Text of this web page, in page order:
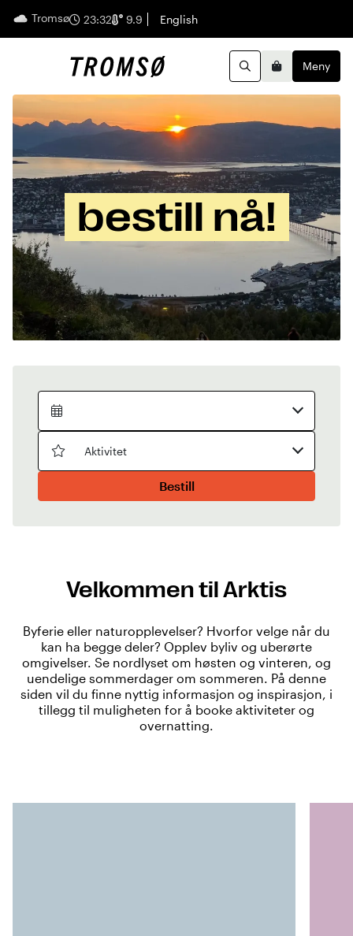
Tromsø 23:32 9.9 English
Norsk
Søk Meny
bestill nå!
Aktivitet
Bestill
Velkommen til Arktis
Byferie eller naturopplevelser? Hvorfor velge når du
kan ha begge deler? Opplev byliv og uberørte
omgivelser. Se nordlyset om høsten og vinteren, og
uendelige sommerdager om sommeren. På denne
siden vil du finne nyttig informasjon og inspirasjon, i
tillegg til muligheten for å booke aktiviteter og
overnatting.